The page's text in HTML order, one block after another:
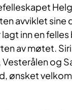
avviklet
inn en
av møtet. Siri
og
ønsket